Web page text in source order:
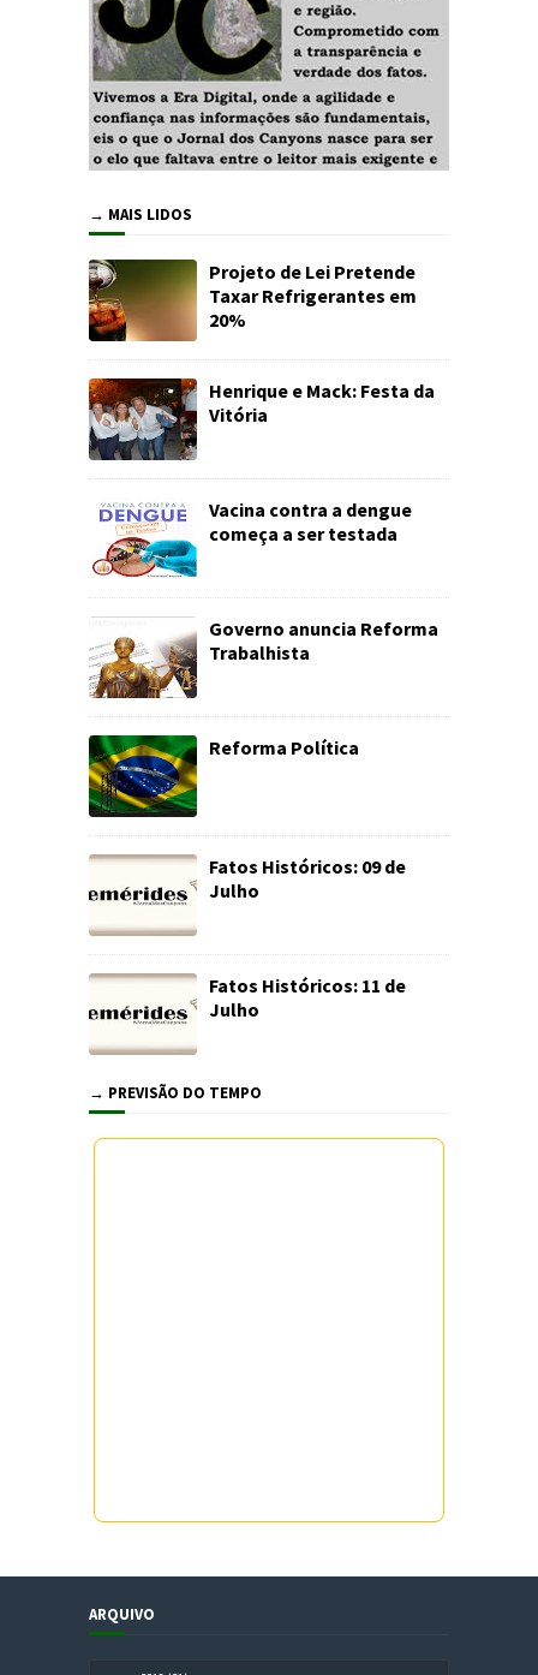
→ MAIS LIDOS
Projeto de Lei Pretende
Taxar Refrigerantes em
20%
Henrique e Mack: Festa da
Vitória
Vacina contra a dengue
começa a ser testada
Governo anuncia Reforma
Trabalhista
Reforma Política
Fatos Históricos: 09 de
Julho
Fatos Históricos: 11 de
Julho
→ PREVISÃO DO TEMPO
ARQUIVO